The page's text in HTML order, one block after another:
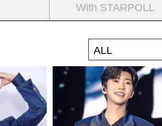
With STARPOLL
ALL